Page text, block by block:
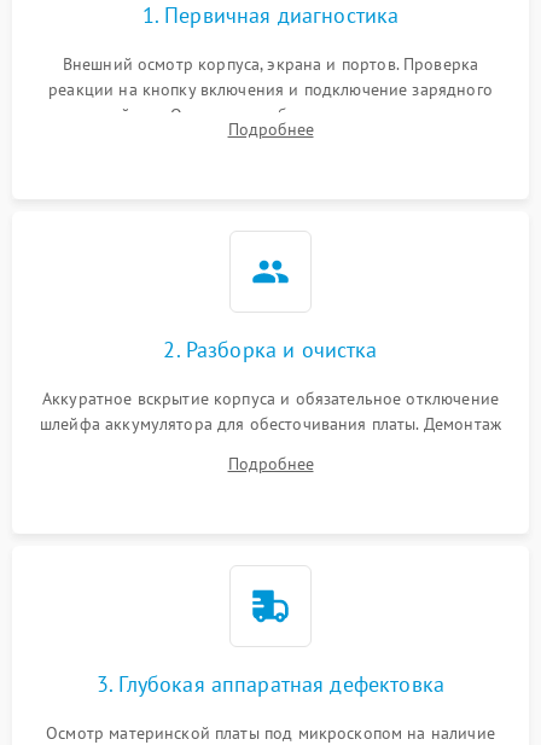
1. Первичная диагностика
Внешний осмотр корпуса, экрана и портов. Проверка
реакции на кнопку включения и подключение зарядного
устройства. Оценка потребления тока с помощью
лабораторного блока питания для локализации проблемы.
Подробнее
2. Разборка и очистка
Аккуратное вскрытие корпуса и обязательное отключение
шлейфа аккумулятора для обесточивания платы. Демонтаж
высохшей термопасты с кристаллов чипов.
Подробнее
3. Глубокая аппаратная дефектовка
Осмотр материнской платы под микроскопом на наличие